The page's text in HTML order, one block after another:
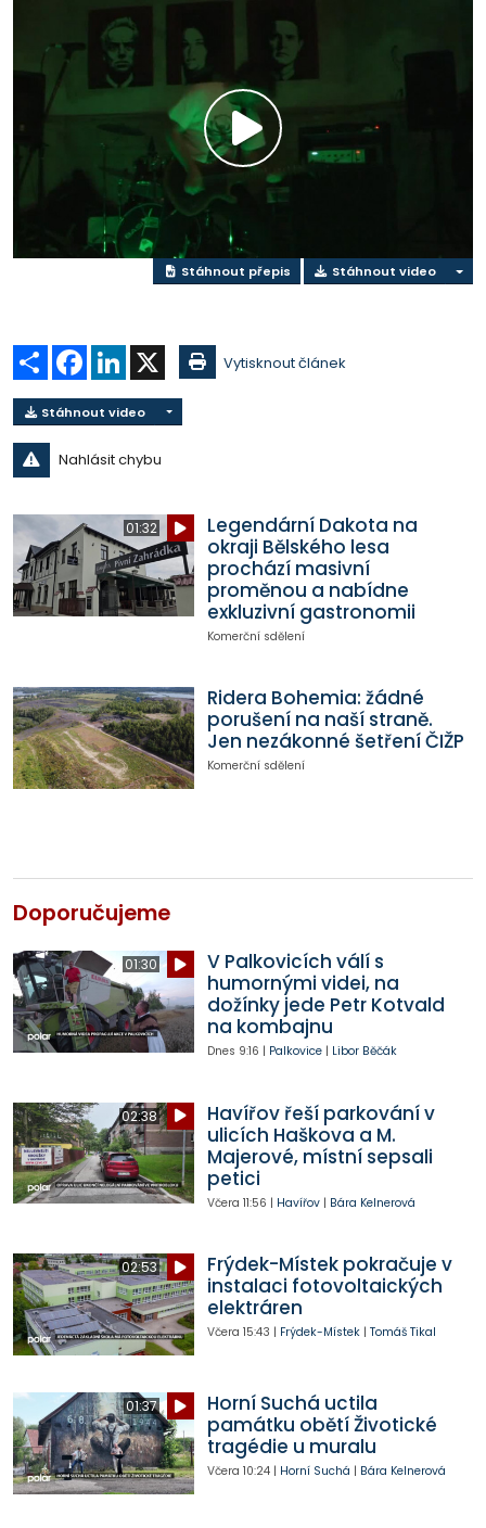
Přehrát
video
Stáhnout přepis Stáhnout video
Sdílet Facebook
LinkedIn Vytisknout článek
Stáhnout video
Nahlásit chybu
01:32
Legendární Dakota na
okraji Bělského lesa
prochází masivní
proměnou a nabídne
exkluzivní gastronomii
Komerční sdělení
Ridera Bohemia: žádné
porušení na naší straně.
Jen nezákonné šetření ČIŽP
Komerční sdělení
Doporučujeme
01:30
V Palkovicích válí s
humornými videi, na
dožínky jede Petr Kotvald
na kombajnu
Dnes 9:16 | Palkovice| Libor Běčák
02:38
Havířov řeší parkování v
ulicích Haškova a M.
Majerové, místní sepsali
petici
Včera 11:56 | Havířov| Bára Kelnerová
02:53
Frýdek-Místek pokračuje v
instalaci fotovoltaických
elektráren
Včera 15:43 | Frýdek-Místek| Tomáš Tikal
01:37
Horní Suchá uctila
památku obětí Životické
tragédie u muralu
Včera 10:24| Horní Suchá | Bára Kelnerová